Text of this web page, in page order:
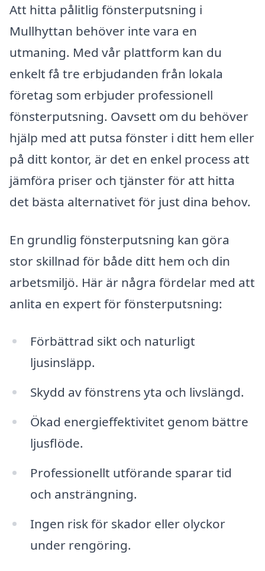
Att hitta pålitlig fönsterputsning i
Mullhyttan behöver inte vara en
utmaning. Med vår plattform kan du
enkelt få tre erbjudanden från lokala
företag som erbjuder professionell
fönsterputsning. Oavsett om du behöver
hjälp med att putsa fönster i ditt hem eller
på ditt kontor, är det en enkel process att
jämföra priser och tjänster för att hitta
det bästa alternativet för just dina behov.
En grundlig fönsterputsning kan göra
stor skillnad för både ditt hem och din
arbetsmiljö. Här är några fördelar med att
anlita en expert för fönsterputsning:
Förbättrad sikt och naturligt
ljusinsläpp.
Skydd av fönstrens yta och livslängd.
Ökad energieffektivitet genom bättre
ljusflöde.
Professionellt utförande sparar tid
och ansträngning.
Ingen risk för skador eller olyckor
under rengöring.